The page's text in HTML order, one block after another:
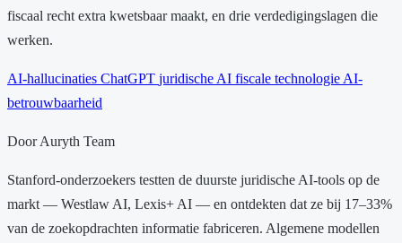
fiscaal recht extra kwetsbaar maakt, en drie verdedigingslagen die
werken.
AI-hallucinaties ChatGPT juridische AI fiscale technologie AI-
betrouwbaarheid
Door Auryth Team
Stanford-onderzoekers testten de duurste juridische AI-tools op de
markt — Westlaw AI, Lexis+ AI — en ontdekten dat ze bij 17–33%
van de zoekopdrachten informatie fabriceren. Algemene modellen